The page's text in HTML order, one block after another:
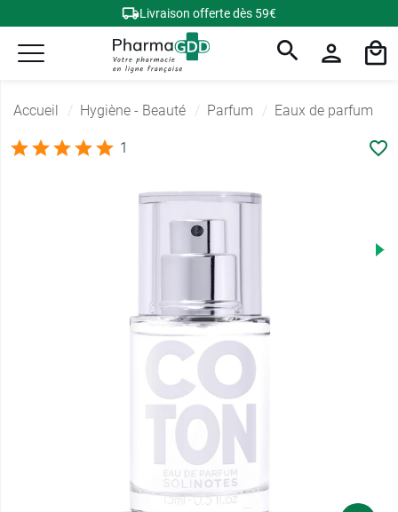
Livraison offerte dès 59€
Accueil Hygiène - Beauté Parfum Eaux de parfum
1